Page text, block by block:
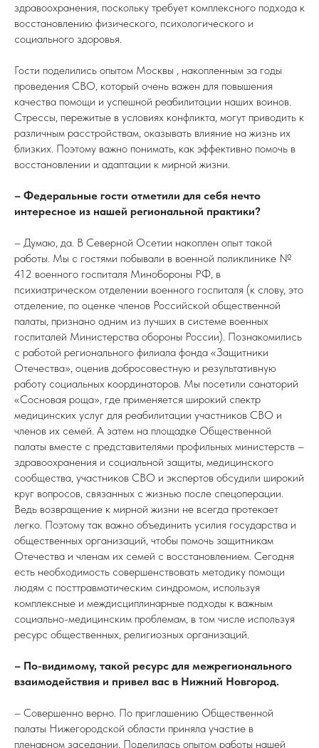
здравоохранения, поскольку требует комплексного подхода к
восстановлению физического, психологического и
социального здоровья.
Гости поделились опытом Москвы , накопленным за годы
проведения СВО, который очень важен для повышения
качества помощи и успешной реабилитации наших воинов.
Стрессы, пережитые в условиях конфликта, могут приводить к
различным расстройствам, оказывать влияние на жизнь их
близких. Поэтому важно понимать, как эффективно помочь в
восстановлении и адаптации к мирной жизни.
– Федеральные гости отметили для себя нечто
интересное из нашей региональной практики?
– Думаю, да. В Северной Осетии накоплен опыт такой
работы. Мы с гостями побывали в военной поликлинике №
412 военного госпиталя Минобороны РФ, в
психиатрическом отделении военного госпиталя (к слову, это
отделение, по оценке членов Российской общественной
палаты, признано одним из лучших в системе военных
госпиталей Министерства обороны России). Познакомились
с работой регионального филиала фонда «Защитники
Отечества», оценив добросовестную и результативную
работу социальных координаторов. Мы посетили санаторий
«Сосновая роща», где применяется широкий спектр
медицинских услуг для реабилитации участников СВО и
членов их семей. А затем на площадке Общественной
палаты вместе с представителями профильных министерств –
здравоохранения и социальной защиты, медицинского
сообщества, участников СВО и экспертов обсудили широкий
круг вопросов, связанных с жизнью после спецоперации.
Ведь возвращение к мирной жизни не всегда протекает
легко. Поэтому так важно объединить усилия государства и
общественных организаций, чтобы помочь защитникам
Отечества и членам их семей с восстановлением. Сегодня
есть необходимость совершенствовать методику помощи
людям с посттравматическим синдромом, используя
комплексные и междисциплинарные подходы к важным
социально-медицинским проблемам, в том числе используя
ресурс общественных, религиозных организаций.
– По-видимому, такой ресурс для межрегионального
взаимодействия и привел вас в Нижний Новгород.
– Совершенно верно. По приглашению Общественной
палаты Нижегородской области приняла участие в
пленарном заседании. Поделилась опытом работы нашей